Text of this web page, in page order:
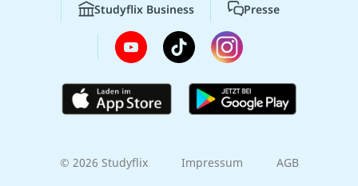
Studyflix Business Presse
© 2026 Studyflix Impressum AGB